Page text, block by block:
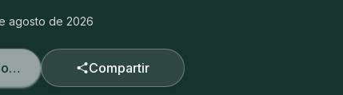
agosto de 2026
Compartir